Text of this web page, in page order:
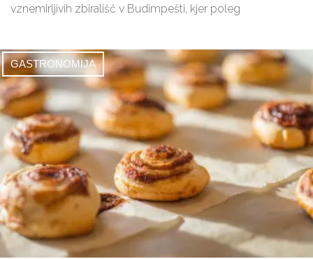
vznemirljivih zbirališč v Budimpešti, kjer poleg
GASTRONOMIJA